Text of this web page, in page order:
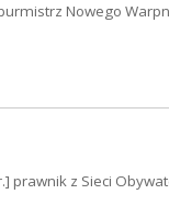
Nowego
prawnik z Sieci